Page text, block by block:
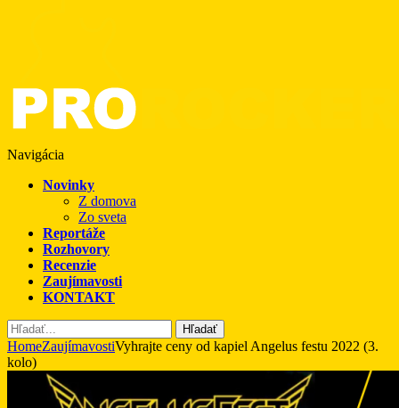
Navigácia
Novinky
Z domova
Zo sveta
Reportáže
Rozhovory
Recenzie
Zaujímavosti
KONTAKT
Hľadať
HomeZaujímavostiVyhrajte ceny od kapiel Angelus festu 2022 (3.
kolo)